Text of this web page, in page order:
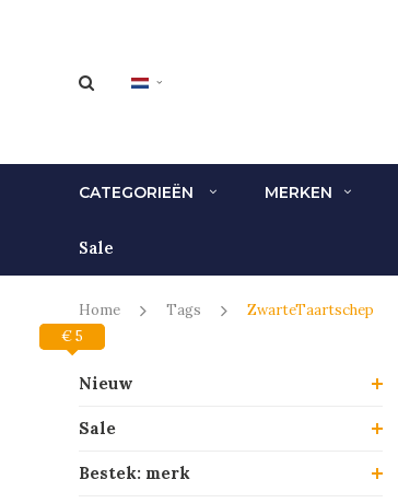
CATEGORIEËN MERKEN
Sale
Home Tags ZwarteTaartschep
Nieuw
Sale
Bestek: merk
€ 0
€ 5